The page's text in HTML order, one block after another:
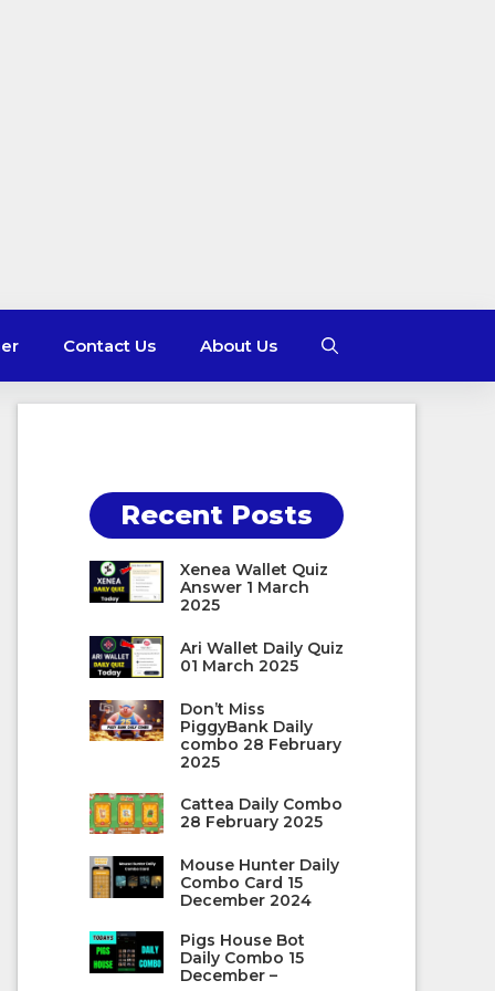
Contact Us About Us
Recent Posts
Xenea Wallet Quiz
Answer 1 March
2025
Ari Wallet Daily Quiz
01 March 2025
Don’t Miss
PiggyBank Daily
combo 28 February
2025
Cattea Daily Combo
28 February 2025
Mouse Hunter Daily
Combo Card 15
December 2024
Pigs House Bot
Daily Combo 15
December –